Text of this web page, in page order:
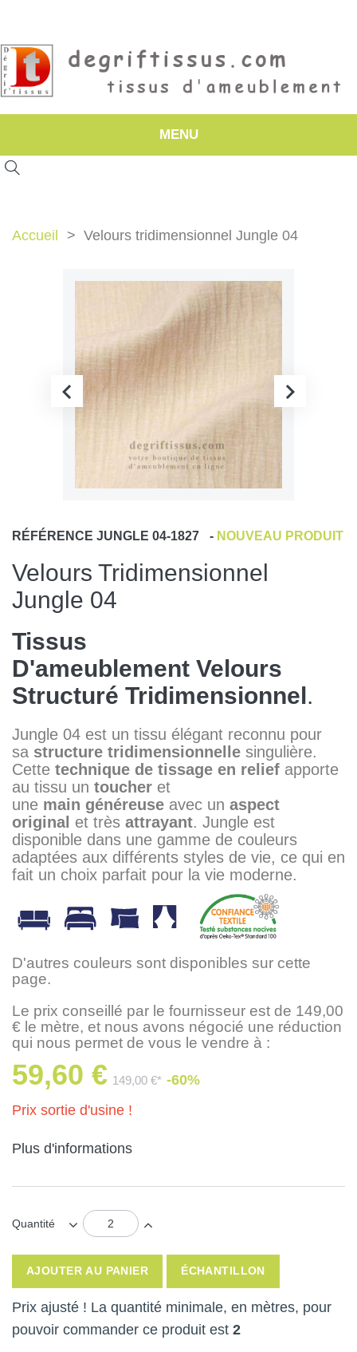
MENU
Accueil Velours tridimensionnel Jungle 04
RÉFÉRENCE JUNGLE 04-1827 - NOUVEAU PRODUIT
Velours Tridimensionnel
Jungle 04
Tissus
D'ameublement Velours
Structuré Tridimensionnel.
Jungle 04 est un tissu élégant reconnu pour
sa structure tridimensionnelle singulière.
Cette technique de tissage en relief apporte
au tissu un toucher et
une main généreuse avec un aspect
original et très attrayant. Jungle est
disponible dans une gamme de couleurs
adaptées aux différents styles de vie, ce qui en
fait un choix parfait pour la vie moderne.
D'autres couleurs sont disponibles sur cette
page.
Le prix conseillé par le fournisseur est de 149,00
€ le mètre, et nous avons négocié une réduction
qui nous permet de vous le vendre à :
59,60 € 149,00 €* -60%
Prix sortie d'usine !
Plus d'informations
Quantité
AJOUTER AU PANIER ÉCHANTILLON
Prix ajusté ! La quantité minimale, en mètres, pour
pouvoir commander ce produit est 2